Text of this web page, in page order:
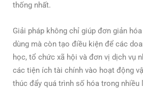
thống nhất.
Giải pháp không chỉ giúp đơn giản
dùng mà còn tạo điều kiện để các
học, tổ chức xã hội và đơn vị dịch vụ
các tiện ích tài chính vào hoạt động
thúc đẩy quá trình số hóa trong